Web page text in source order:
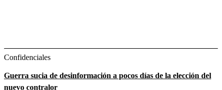
Confidenciales
Guerra sucia de desinformación a pocos días de la elección del
nuevo contralor